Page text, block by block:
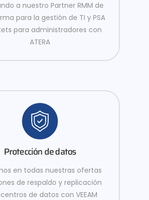
a nuestro Partner RMM de
para la gestión de TI y PSA
para administradores con
ATERA
Protección de datos
en todas nuestras ofertas
de respaldo y replicación
de datos con VEEAM